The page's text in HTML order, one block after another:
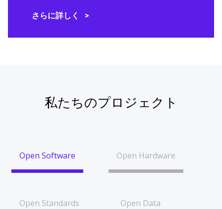
さらに詳しく
私たちのプロジェクト
Open Software Open Hardware
Open Standards Open Data